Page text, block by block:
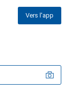
Vers l'app